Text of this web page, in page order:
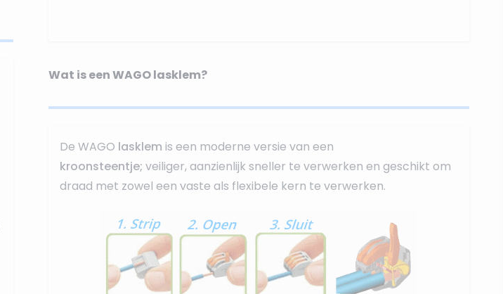
Wat is een WAGO lasklem?
De WAGO lasklem is een moderne versie van een
kroonsteentje; veiliger, aanzienlijk sneller te verwerken en geschikt om
draad met zowel een vaste als flexibele kern te verwerken.